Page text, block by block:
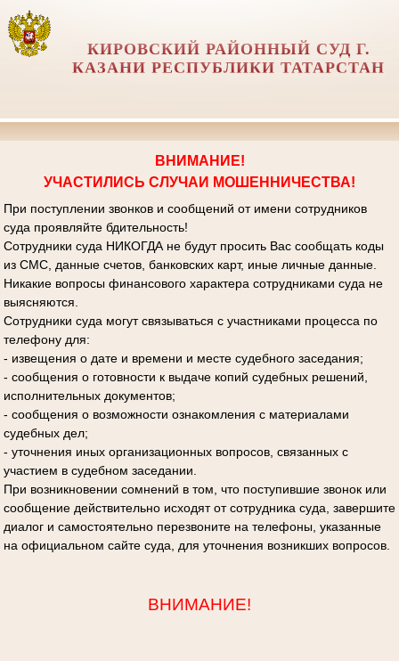
КИРОВСКИЙ РАЙОННЫЙ СУД Г.
КАЗАНИ РЕСПУБЛИКИ ТАТАРСТАН
ВНИМАНИЕ!
УЧАСТИЛИСЬ СЛУЧАИ МОШЕННИЧЕСТВА!
При поступлении звонков и сообщений от имени сотрудников
суда проявляйте бдительность!
Сотрудники суда НИКОГДА не будут просить Вас сообщать коды
из СМС, данные счетов, банковских карт, иные личные данные.
Никакие вопросы финансового характера сотрудниками суда не
выясняются.
Сотрудники суда могут связываться с участниками процесса по
телефону для:
- извещения о дате и времени и месте судебного заседания;
- сообщения о готовности к выдаче копий судебных решений,
исполнительных документов;
- сообщения о возможности ознакомления с материалами
судебных дел;
- уточнения иных организационных вопросов, связанных с
участием в судебном заседании.
При возникновении сомнений в том, что поступившие звонок или
сообщение действительно исходят от сотрудника суда, завершите
диалог и самостоятельно перезвоните на телефоны, указанные
на официальном сайте суда, для уточнения возникших вопросов.
ВНИМАНИЕ!